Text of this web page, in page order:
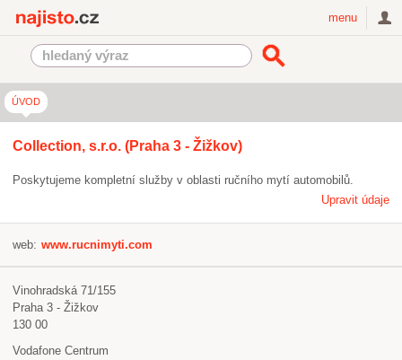
menu
ÚVOD
Collection, s.r.o. (Praha 3 - Žižkov)
Poskytujeme kompletní služby v oblasti ručního mytí automobilů.
Upravit údaje
web: www.rucnimyti.com
Vinohradská 71/155
Praha 3 - Žižkov
130 00
Vodafone Centrum